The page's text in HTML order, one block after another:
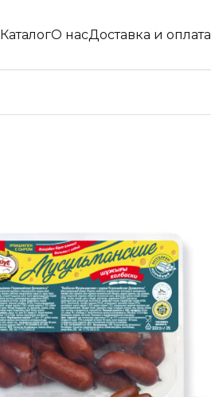
КаталогО насДоставка и оплата